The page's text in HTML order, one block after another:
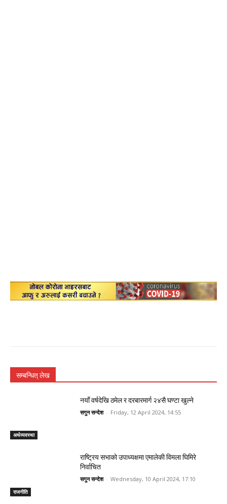
सम्बन्धित् लेख
अर्थव्यवस्था
नयाँ वर्षदेखि ठमेल र दरबारमार्ग २४सै घण्टा खुल्ने
सगुन सन्देश - Friday, 12 April 2024, 14:55
राजनीति
राष्ट्रिय सभाको उपाध्यक्षमा एमालेकी विमला घिमिरे
निर्वाचित
सगुन सन्देश - Wednesday, 10 April 2024, 17:10